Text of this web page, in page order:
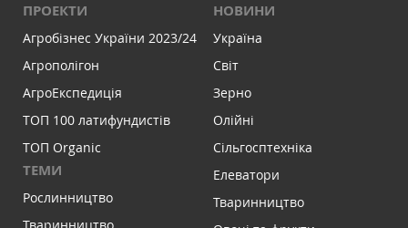
ПРОЕКТИ
Агробізнес України 2023/24
Агрополігон
АгроЕкспедиція
ТОП 100 латифундистів
ТОП Organic
ТЕМИ
Рослинництво
НОВИНИ
Україна
Світ
Зерно
Олійні
Сільгосптехніка
Елеватори
Тваринництво